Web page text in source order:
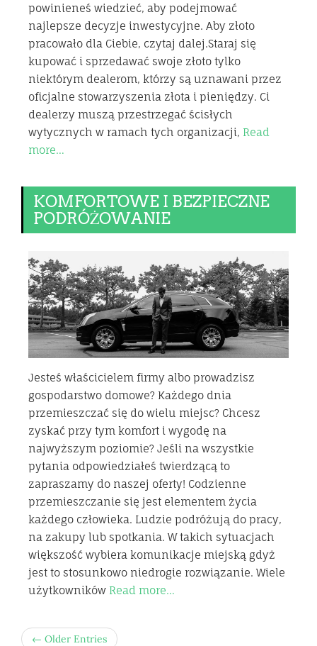
powinieneś wiedzieć, aby podejmować
najlepsze decyzje inwestycyjne. Aby złoto
pracowało dla Ciebie, czytaj dalej.Staraj się
kupować i sprzedawać swoje złoto tylko
niektórym dealerom, którzy są uznawani przez
oficjalne stowarzyszenia złota i pieniędzy. Ci
dealerzy muszą przestrzegać ścisłych
wytycznych w ramach tych organizacji, Read
more…
KOMFORTOWE I BEZPIECZNE
PODRÓŻOWANIE
Jesteś właścicielem firmy albo prowadzisz
gospodarstwo domowe? Każdego dnia
przemieszczać się do wielu miejsc? Chcesz
zyskać przy tym komfort i wygodę na
najwyższym poziomie? Jeśli na wszystkie
pytania odpowiedziałeś twierdzącą to
zapraszamy do naszej oferty! Codzienne
przemieszczanie się jest elementem życia
każdego człowieka. Ludzie podróżują do pracy,
na zakupy lub spotkania. W takich sytuacjach
większość wybiera komunikacje miejską gdyż
jest to stosunkowo niedrogie rozwiązanie. Wiele
użytkowników Read more…
← Older Entries